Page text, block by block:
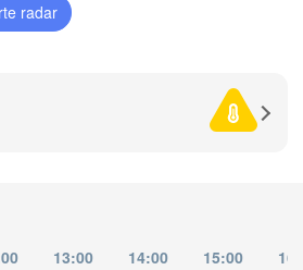
radar
13:00 14:00 15:00
София
ROUMANIE